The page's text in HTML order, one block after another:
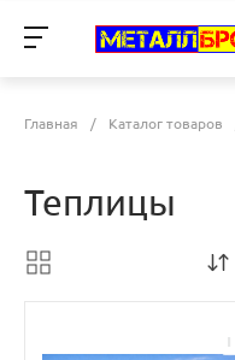
Главная / Каталог товаров
Теплицы